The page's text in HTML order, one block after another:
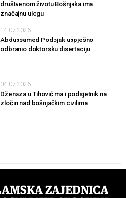
društvenom životu Bošnjaka ima
značajnu ulogu
14.07.2026
Abdussamed Podojak uspješno
odbranio doktorsku disertaciju
04.07.2026
Dženaza u Tihovićima i podsjetnik na
zločin nad bošnjačkim civilima